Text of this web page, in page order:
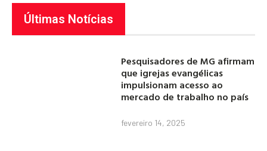
Últimas Notícias
Pesquisadores de MG afirmam
que igrejas evangélicas
impulsionam acesso ao
mercado de trabalho no país
fevereiro 14, 2025